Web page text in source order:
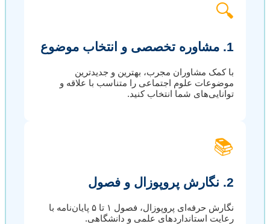
🔍
1. مشاوره تخصصی و انتخاب موضوع
با کمک مشاوران مجرب، بهترین و جدیدترین
موضوعات علوم اجتماعی را متناسب با علاقه و
توانایی‌های شما انتخاب کنید.
📚
2. نگارش پروپوزال و فصول
نگارش حرفه‌ای پروپوزال، فصول ۱ تا ۵ پایان‌نامه با
رعایت استانداردهای علمی و دانشگاهی.